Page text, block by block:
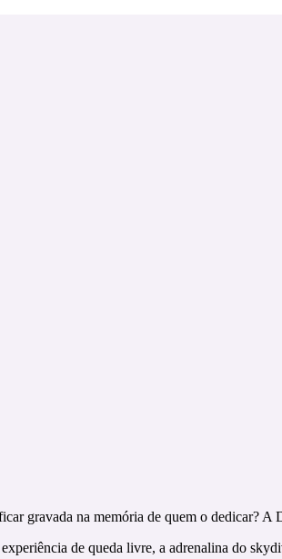
gravada na memória de quem o dedicar?
de queda livre, a adrenalina do